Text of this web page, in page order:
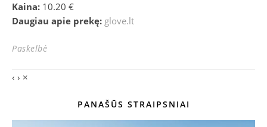
Kaina: 10.20 €
Daugiau apie prekę: glove.lt
Paskelbė
‹ › ×
PANAŠŪS STRAIPSNIAI